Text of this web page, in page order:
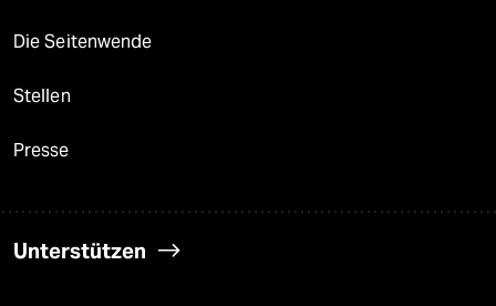
Die Seitenwende
Stellen
Presse
Unterstützen